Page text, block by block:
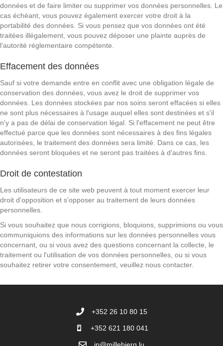
données et de faire limiter ou supprimer vos données personnelles. Le
cas échéant, vous pouvez également exercer votre droit à la
portabilité des données. Si vous pensez que vos données ont été
traitées illégalement, vous pouvez déposer une plainte auprès de
l'autorité réglementaire compétente.
Effacement des données
Sauf si votre demande entre en conflit avec une obligation légale de
conservation des données, vous avez le droit de supprimer vos
données. Les données stockées par nos soins seront effacées si elles
ne sont plus nécessaires à l'usage auquel elles sont destinées et s'il
n'y a pas de délai de conservation légal. Si l'effacement ne peut être
effectué parce que les données sont nécessaires à des fins légales
autorisées, le traitement des données sera limité. Dans ce cas, les
données seront bloquées et ne seront pas traitées à d'autres fins.
Droit de contestation
Les utilisateurs de ce site web peuvent à tout moment exercer leur
droit d'opposition et s'opposer au traitement de leurs données
personnelles.
Si vous souhaitez que nous corrigions, bloquions, supprimions ou vous
communiquions des informations sur les données personnelles vous
concernant, ou si vous avez des questions concernant la collecte, le
traitement ou l'utilisation de vos données personnelles, ou si vous
souhaitez retirer votre consentement, veuillez nous contacter.
+352 26 10 80 15
+352 621 180 041